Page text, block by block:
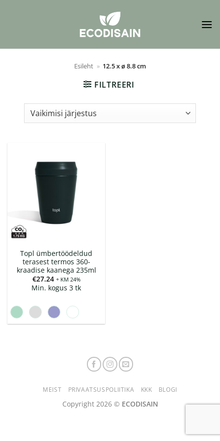
Esileht » 12.5 x ø 8.8 cm
FILTREERI
Topl ümbertöödeldud
terasest termos 360-
kraadise kaanega 235ml
€27.24 + KM 24%
Min. kogus 3 tk
MEIST PRIVAATSUSPOLIITIKA KKK BLOGI
Copyright 2026 © ECODISAIN